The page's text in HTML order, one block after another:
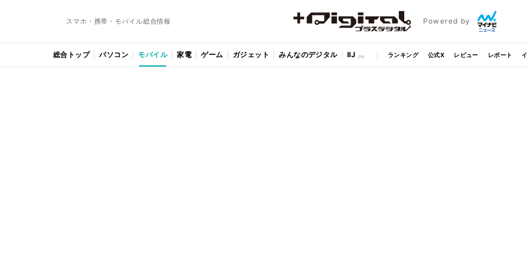
スマホ・携帯・モバイル総合情報 Powered by
総合トップ パソコン モバイル 家電 ゲーム ガジェット みんなのデジタル IIJ ランキング 公式X レビュー レポート